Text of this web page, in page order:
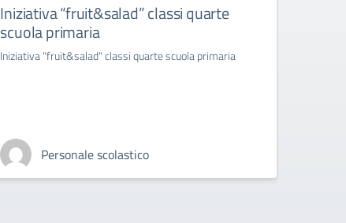
Iniziativa “fruit&salad” classi quarte
scuola primaria
Iniziativa "fruit&salad" classi quarte scuola primaria
Personale scolastico